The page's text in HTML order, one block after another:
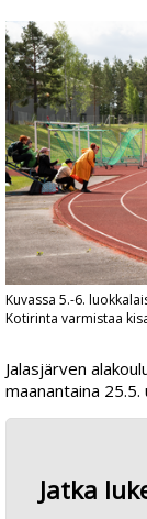
Kuvassa 5.-6.
Kotirinta varmistaa
Jalasjärven
maanantaina 25.5.
Jatka